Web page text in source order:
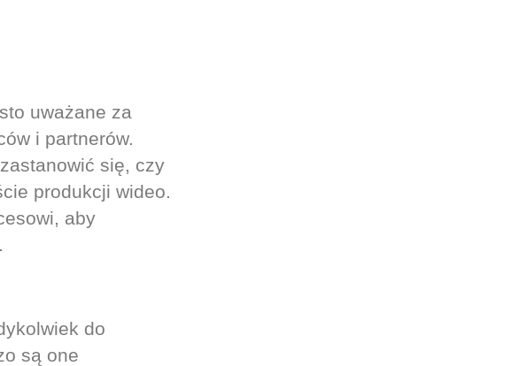
uważane za
i partnerów.
się, czy
produkcji wideo.
aby
do
są one